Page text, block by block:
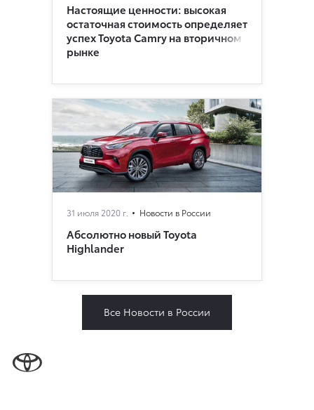
Настоящие ценности: высокая
остаточная стоимость определяет
успех Toyota Camry на вторичном
рынке
31 июля 2020 г. Новости в России
Абсолютно новый Toyota
Highlander
Все Новости в России